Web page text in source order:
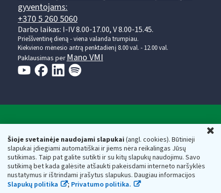
Šioje svetainėje naudojami slapukai(angl. cookies). Būtinieji
slapukai įdiegiami automatiškai ir jiems nėra reikalingas Jūsų
sutikimas. Taip pat galite sutikti ir su kitų slapukų naudojimu. Savo
sutikimą bet kada galėsite atšaukti pakeisdami interneto naršyklės
nustatymus ir ištrindami įrašytus slapukus. Daugiau informacijos
Slapukų politika
; Privatumo politika.
gyventojams:
+370 5 260 5060
Darbo laikas: I-IV 8.00-17.00, V 8.00-15.45.
Prieššventinę dieną - viena valanda trumpiau.
Kiekvieno mėnesio antrą penktadienį 8.00 val. - 12.00 val.
Paklausimas per Mano VMI
Respublikos finansų ministerijos
Biudžetinė įstaiga. Juridinio asmens kodas — 188659752,
adresas: Vasario 16-osios g. 14, 01107 Vilnius, Lietuva, el.paštas:
vmi@vmi.lt, E. pristatymo dėžutės adresas 188659752
Duomenys apie Valstybinę mokesčių inspekciją prie Lietuvos
Respublikos finansų ministerijos kaupiami ir saugomi Juridinių